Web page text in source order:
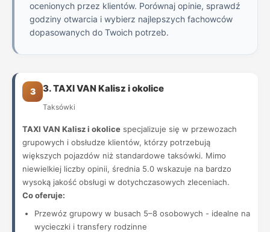
ocenionych przez klientów. Porównaj opinie, sprawdź
godziny otwarcia i wybierz najlepszych fachowców
dopasowanych do Twoich potrzeb.
3 3. TAXI VAN Kalisz i okolice
Taksówki
TAXI VAN Kalisz i okolice specjalizuje się w przewozach
grupowych i obsłudze klientów, którzy potrzebują
większych pojazdów niż standardowe taksówki. Mimo
niewielkiej liczby opinii, średnia 5.0 wskazuje na bardzo
wysoką jakość obsługi w dotychczasowych zleceniach.
Co oferuje:
Przewóz grupowy w busach 5–8 osobowych - idealne na
wycieczki i transfery rodzinne